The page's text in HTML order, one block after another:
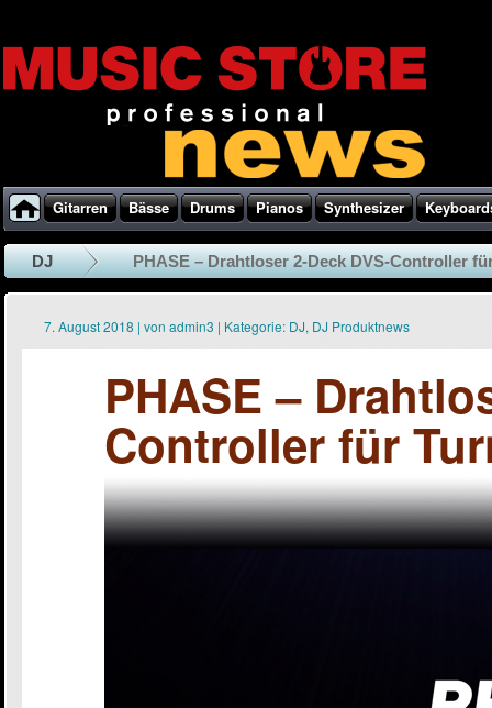
Gitarren Bässe Drums Pianos Synthesizer
DJ PHASE – Drahtloser 2-Deck DVS-Controller
7. August 2018 | von admin3 | Kategorie: DJ, DJ Produktnews
PHASE –
Controller für